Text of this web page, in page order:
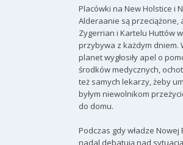
Placówki na New Holstice i
Alderaanie są przeciążone,
Zygerrian i Kartelu Huttów
przybywa z każdym dniem.
planet wygłosiły apel o
środków medycznych,
też samych lekarzy, żeby
byłym niewolnikom
do domu.
Podczas gdy władze Nowej
nadal debatują nad